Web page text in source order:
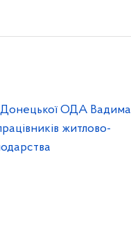
Донецької ОДА Вадима
житлово-